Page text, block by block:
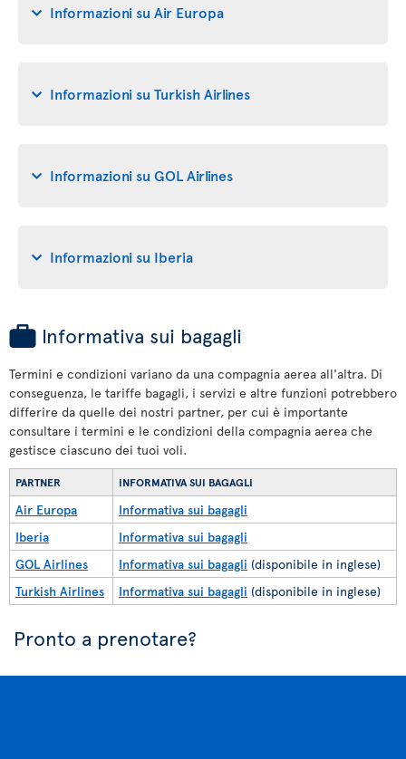
Informazioni su Air Europa
Informazioni su Turkish Airlines
Informazioni su GOL Airlines
Informazioni su Iberia
Informativa sui bagagli
Termini e condizioni variano da una compagnia aerea all'altra. Di
conseguenza, le tariffe bagagli, i servizi e altre funzioni potrebbero
differire da quelle dei nostri partner, per cui è importante
consultare i termini e le condizioni della compagnia aerea che
gestisce ciascuno dei tuoi voli.
PARTNER INFORMATIVA SUI BAGAGLI
Air Europa
Informativa sui bagagli
Iberia
Informativa sui bagagli
GOL Airlines
Informativa sui bagagli (disponibile in inglese)
Turkish Airlines
Informativa sui bagagli (disponibile in inglese)
Pronto a prenotare?